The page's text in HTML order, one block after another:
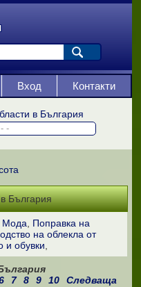
в България
Вход Контакти
България
Мода
Поправка на
на облекла от
и обувки
7 8 9 10 Следваща